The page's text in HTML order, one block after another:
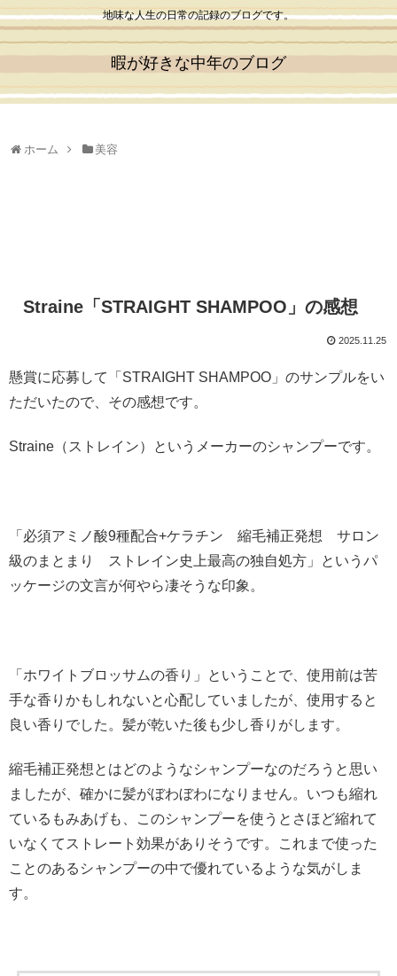
地味な人生の日常の記録のブログです。
暇が好きな中年のブログ
ホーム 美容
Straine「STRAIGHT SHAMPOO」の感想
2025.11.25
懸賞に応募して「STRAIGHT SHAMPOO」のサンプルをい
ただいたので、その感想です。
Straine（ストレイン）というメーカーのシャンプーです。
「必須アミノ酸9種配合+ケラチン 縮毛補正発想 サロン
級のまとまり ストレイン史上最高の独自処方」というパ
ッケージの文言が何やら凄そうな印象。
「ホワイトブロッサムの香り」ということで、使用前は苦
手な香りかもしれないと心配していましたが、使用すると
良い香りでした。髪が乾いた後も少し香りがします。
縮毛補正発想とはどのようなシャンプーなのだろうと思い
ましたが、確かに髪がぼわぼわになりません。いつも縮れ
ているもみあげも、このシャンプーを使うとさほど縮れて
いなくてストレート効果がありそうです。これまで使った
ことのあるシャンプーの中で優れているような気がしま
す。